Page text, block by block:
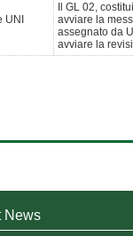
Il GL 02,
avviare la
assegnato da
avviare la
News